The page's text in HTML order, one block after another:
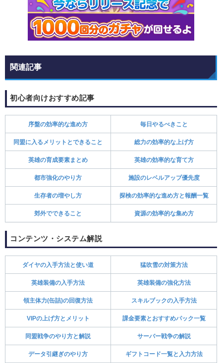
関連記事
初心者向けおすすめ記事
序盤の効率的な進め方 毎日やるべきこと
同盟に入るメリットとできること 総力の効率的な上げ方
英雄の育成要素まとめ 英雄の効率的な育て方
都市強化のやり方 施設のレベルアップ優先度
生存者の増やし方 探検の効率的な進め方と報酬一覧
郊外でできること 資源の効率的な集め方
コンテンツ・システム解説
ダイヤの入手方法と使い道 猛吹雪の対策方法
英雄装備の入手方法 英雄装備の強化方法
領主体力(缶詰)の回復方法 スキルブックの入手方法
VIPの上げ方とメリット 課金要素とおすすめパック一覧
同盟戦争のやり方と解説 サーバー戦争の解説
データ引継ぎのやり方 ギフトコード一覧と入力方法